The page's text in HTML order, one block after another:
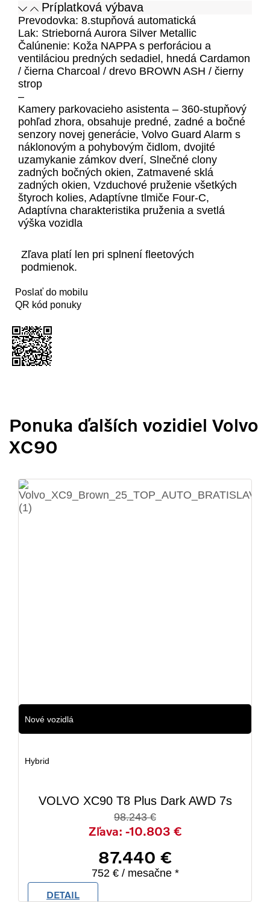
Príplatková výbava
Prevodovka: 8.stupňová automatická
Lak: Strieborná Aurora Silver Metallic
Čalúnenie: Koža NAPPA s perforáciou a
ventiláciou predných sedadiel, hnedá Cardamon
/ čierna Charcoal / drevo BROWN ASH / čierny
strop
–
Kamery parkovacieho asistenta – 360-stupňový
pohľad zhora, obsahuje predné, zadné a bočné
senzory novej generácie, Volvo Guard Alarm s
náklonovým a pohybovým čidlom, dvojité
uzamykanie zámkov dverí, Slnečné clony
zadných bočných okien, Zatmavené sklá
zadných okien, Vzduchové pruženie všetkých
štyroch kolies, Adaptívne tlmiče Four-C,
Adaptívna charakteristika pruženia a svetlá
výška vozidla
Zľava platí len pri splnení fleetových
podmienok.
Poslať do mobilu
QR kód ponuky
Ponuka ďalších vozidiel Volvo
XC90
Nové vozidlá
Hybrid
VOLVO XC90 T8 Plus Dark AWD 7s
98.243 €
Zľava: -10.803 €
87.440 €
752 € / mesačne *
DETAIL